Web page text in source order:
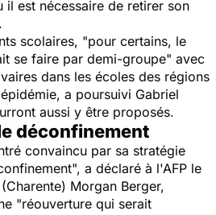
est nécessaire de retirer son
scolaires, "pour certains, le
se faire par demi-groupe" avec
dans les écoles des régions
a poursuivi Gabriel
aussi y être proposés.
déconfinement
convaincu par sa stratégie
a déclaré à l'AFP le
Morgan Berger,
"réouverture qui serait